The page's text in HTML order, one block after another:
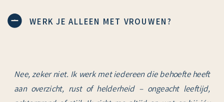
WERK JE ALLEEN MET VROUWEN?
Nee, zeker niet. Ik werk met iedereen die behoefte heeft
aan overzicht, rust of helderheid – ongeacht leeftijd,